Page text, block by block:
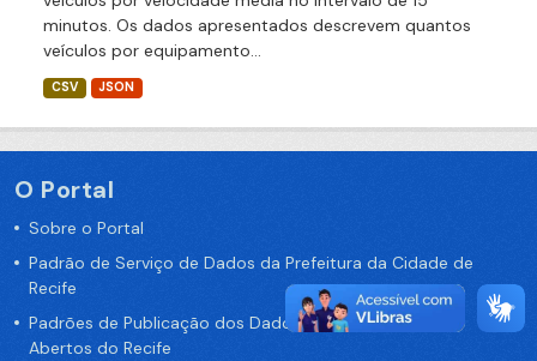
minutos. Os dados apresentados descrevem quantos
veículos por equipamento...
CSV JSON
O Portal
Sobre o Portal
Padrão de Serviço de Dados da Prefeitura da Cidade de
Recife
Padrões de Publicação dos Dados no Portal de Dados
Abertos do Recife